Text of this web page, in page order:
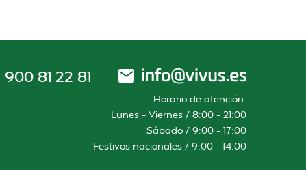
900 81 22 81
Horario de atención:
Lunes – Viernes / 8:00 – 21:00
Sábado / 9:00 – 17:00
Festivos nacionales / 9:00 – 14:00